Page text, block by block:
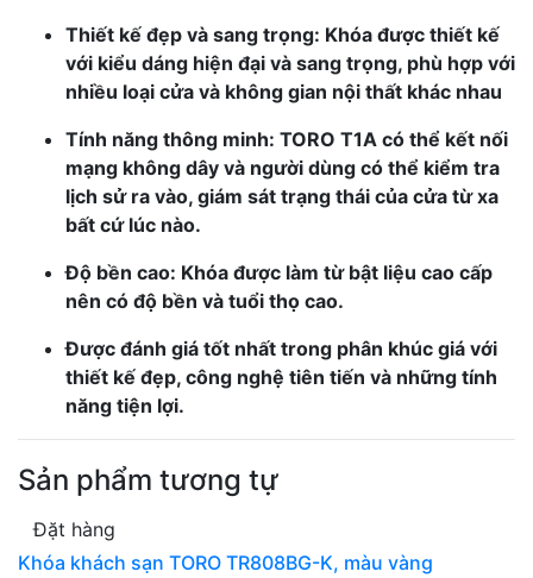
Thiết kế đẹp và sang trọng: Khóa được thiết kế
với kiểu dáng hiện đại và sang trọng, phù hợp với
nhiều loại cửa và không gian nội thất khác nhau
Tính năng thông minh: TORO T1A có thể kết nối
mạng không dây và người dùng có thể kiểm tra
lịch sử ra vào, giám sát trạng thái của cửa từ xa
bất cứ lúc nào.
Độ bền cao: Khóa được làm từ bật liệu cao cấp
nên có độ bền và tuổi thọ cao.
Được đánh giá tốt nhất trong phân khúc giá với
thiết kế đẹp, công nghệ tiên tiến và những tính
năng tiện lợi.
Sản phẩm tương tự
Đặt hàng
Khóa khách sạn TORO TR808BG-K, màu vàng